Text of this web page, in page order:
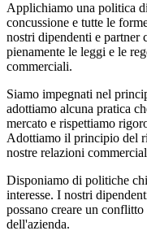
Applichiamo una politica
concussione e tutte le
nostri dipendenti e partner
pienamente le leggi e le
commerciali.
Siamo impegnati nel
adottiamo alcuna pratica
mercato e rispettiamo
Adottiamo il principio del
nostre relazioni
Disponiamo di politiche
interesse. I nostri
possano creare un
dell'azienda.